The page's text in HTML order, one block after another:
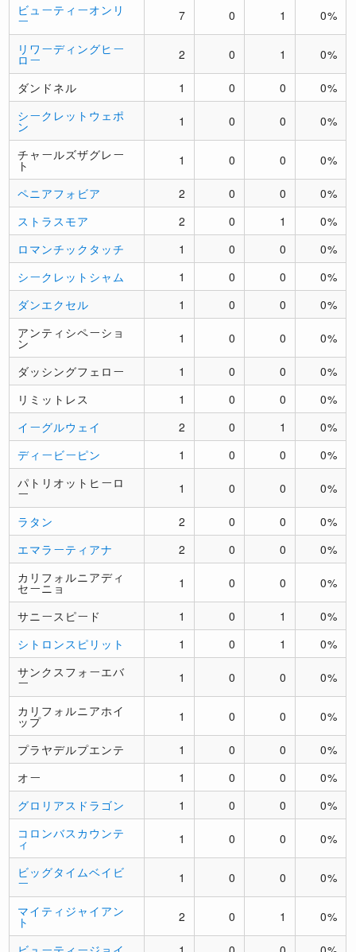
ビューティーオンリ
ー 7 0 1 0%
リワーディングヒー
ロー 2 0 1 0%
ダンドネル 1 0 0
0%
シークレットウェポ
ン 1 0 0 0%
チャールズザグレー
ト 1 0 0 0%
ペニアフォビア 2 0 0
0%
ストラスモア
2 0 1
0%
ロマンチックタッチ
1 0 0
0%
シークレットシャム
1 0 0
0%
ダンエクセル
1 0 0
0%
アンティシペーショ
ン 1 0 0 0%
ダッシングフェロー 1 0 0
0%
リミットレス
1 0 0
0%
イーグルウェイ
2 0 1
0%
ディービーピン
1 0 0
0%
パトリオットヒーロ
ー 1 0 0 0%
ラタン 2 0 0
0%
エマラーティアナ
2 0 0
0%
カリフォルニアディ
セーニョ 1 0 0 0%
サニースピード 1 0 1
0%
シトロンスピリット
1 0 1
0%
サンクスフォーエバ
ー 1 0 0 0%
カリフォルニアホイ
ップ 1 0 0 0%
プラヤデルプエンテ 1 0 0
0%
オー
1 0 0
0%
グロリアスドラゴン
1 0 0
0%
コロンバスカウンテ
ィ 1 0 0 0%
ビッグタイムベイビ
ー 1 0 0 0%
マイティジャイアン
ト 2 0 1 0%